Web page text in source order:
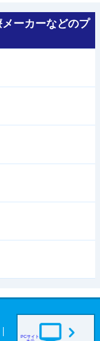
ーカーなどのプ
PCサイト